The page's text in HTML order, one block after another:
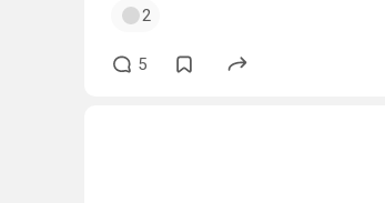
2
5